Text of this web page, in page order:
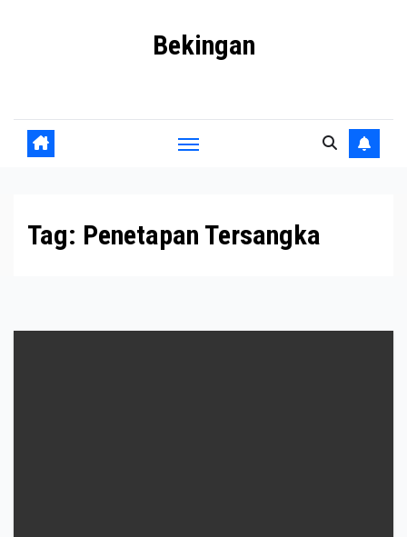
Bekingan
Tag: Penetapan Tersangka